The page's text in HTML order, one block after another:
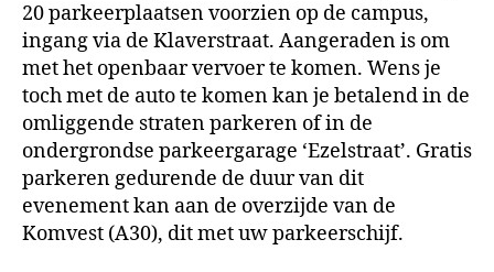
20 parkeerplaatsen voorzien op de campus,
ingang via de Klaverstraat. Aangeraden is om
met het openbaar vervoer te komen. Wens je
toch met de auto te komen kan je betalend in de
omliggende straten parkeren of in de
ondergrondse parkeergarage ‘Ezelstraat’. Gratis
parkeren gedurende de duur van dit
evenement kan aan de overzijde van de
Komvest (A30), dit met uw parkeerschijf.